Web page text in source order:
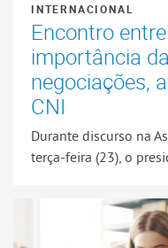
INTERNACIONAL
Encontro
importância
negociações,
CNI
Durante discurso na
terça-feira (23), o